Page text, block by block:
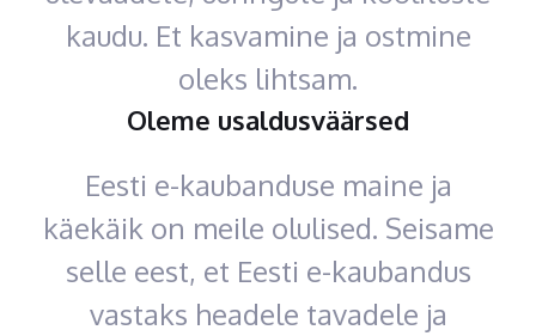
kaudu. Et kasvamine ja ostmine
oleks lihtsam.
Oleme usaldusväärsed
Eesti e-kaubanduse maine ja
käekäik on meile olulised. Seisame
selle eest, et Eesti e-kaubandus
vastaks headele tavadele ja